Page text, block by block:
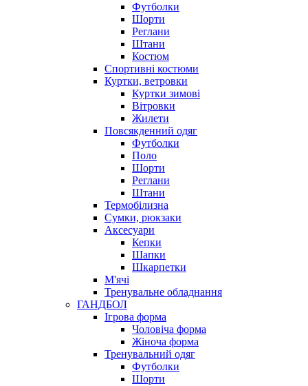
Футболки
Шорти
Реглани
Штани
Костюм
Спортивні костюми
Куртки, ветровки
Куртки зимові
Вітровки
Жилети
Повсякденний одяг
Футболки
Поло
Шорти
Реглани
Штани
Термобілизна
Сумки, рюкзаки
Аксесуари
Кепки
Шапки
Шкарпетки
М'ячі
Тренувальне обладнання
ГАНДБОЛ
Ігрова форма
Чоловіча форма
Жіноча форма
Тренувальний одяг
Футболки
Шорти